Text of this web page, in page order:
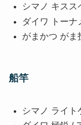
シマノ キスス
ダイワ トーナ
がまかつ がま
船竿
シマノ ライト